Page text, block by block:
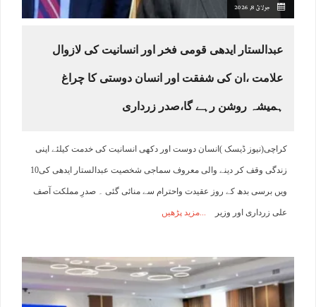
جولائ 8, 2026
عبدالستار ایدھی قومی فخر اور انسانیت کی لازوال
علامت ،ان کی شفقت اور انسان دوستی کا چراغ
ہمیشہ روشن رہے گا،صدر زرداری
کراچی(نیوز ڈیسک )انسان دوست اور دکھی انسانیت کی خدمت کیلئے اپنی
زندگی وقف کر دینے والی معروف سماجی شخصیت عبدالستار ایدھی کی10
ویں برسی بدھ کے روز عقیدت واحترام سے منائی گئی ۔ صدرِ مملکت آصف
علی زرداری اور وزیر مزید پڑھیں